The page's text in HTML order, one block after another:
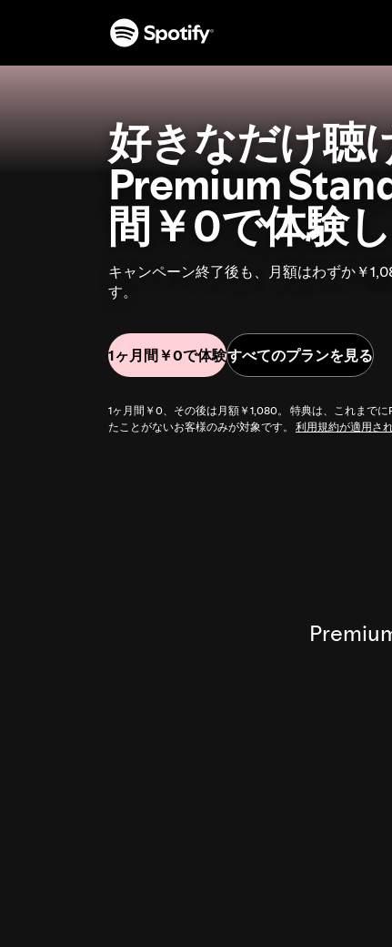
好きなだけ聴
Premium
間￥0で体験し
キャンペーン終了後も、月額はわずか￥
す。
1ヶ月間￥0で体験すべてのプランを見る
1ヶ月間￥0、その後は月額￥1,080。 特典は、これまで
たことがないお客様のみが対象です。 利用規約が適用され